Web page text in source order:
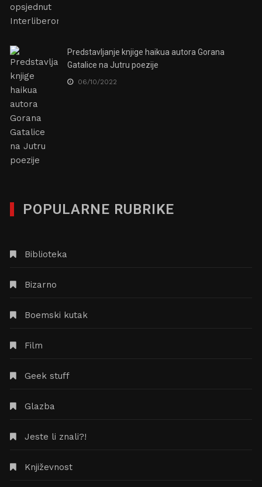
Predstavljanje knjige haikua autora Gorana
Gatalice na Jutru poezije
06/10/2022
POPULARNE RUBRIKE
Biblioteka
Bizarno
Boemski kutak
Film
Geek stuff
Glazba
Jeste li znali?!
Književnost